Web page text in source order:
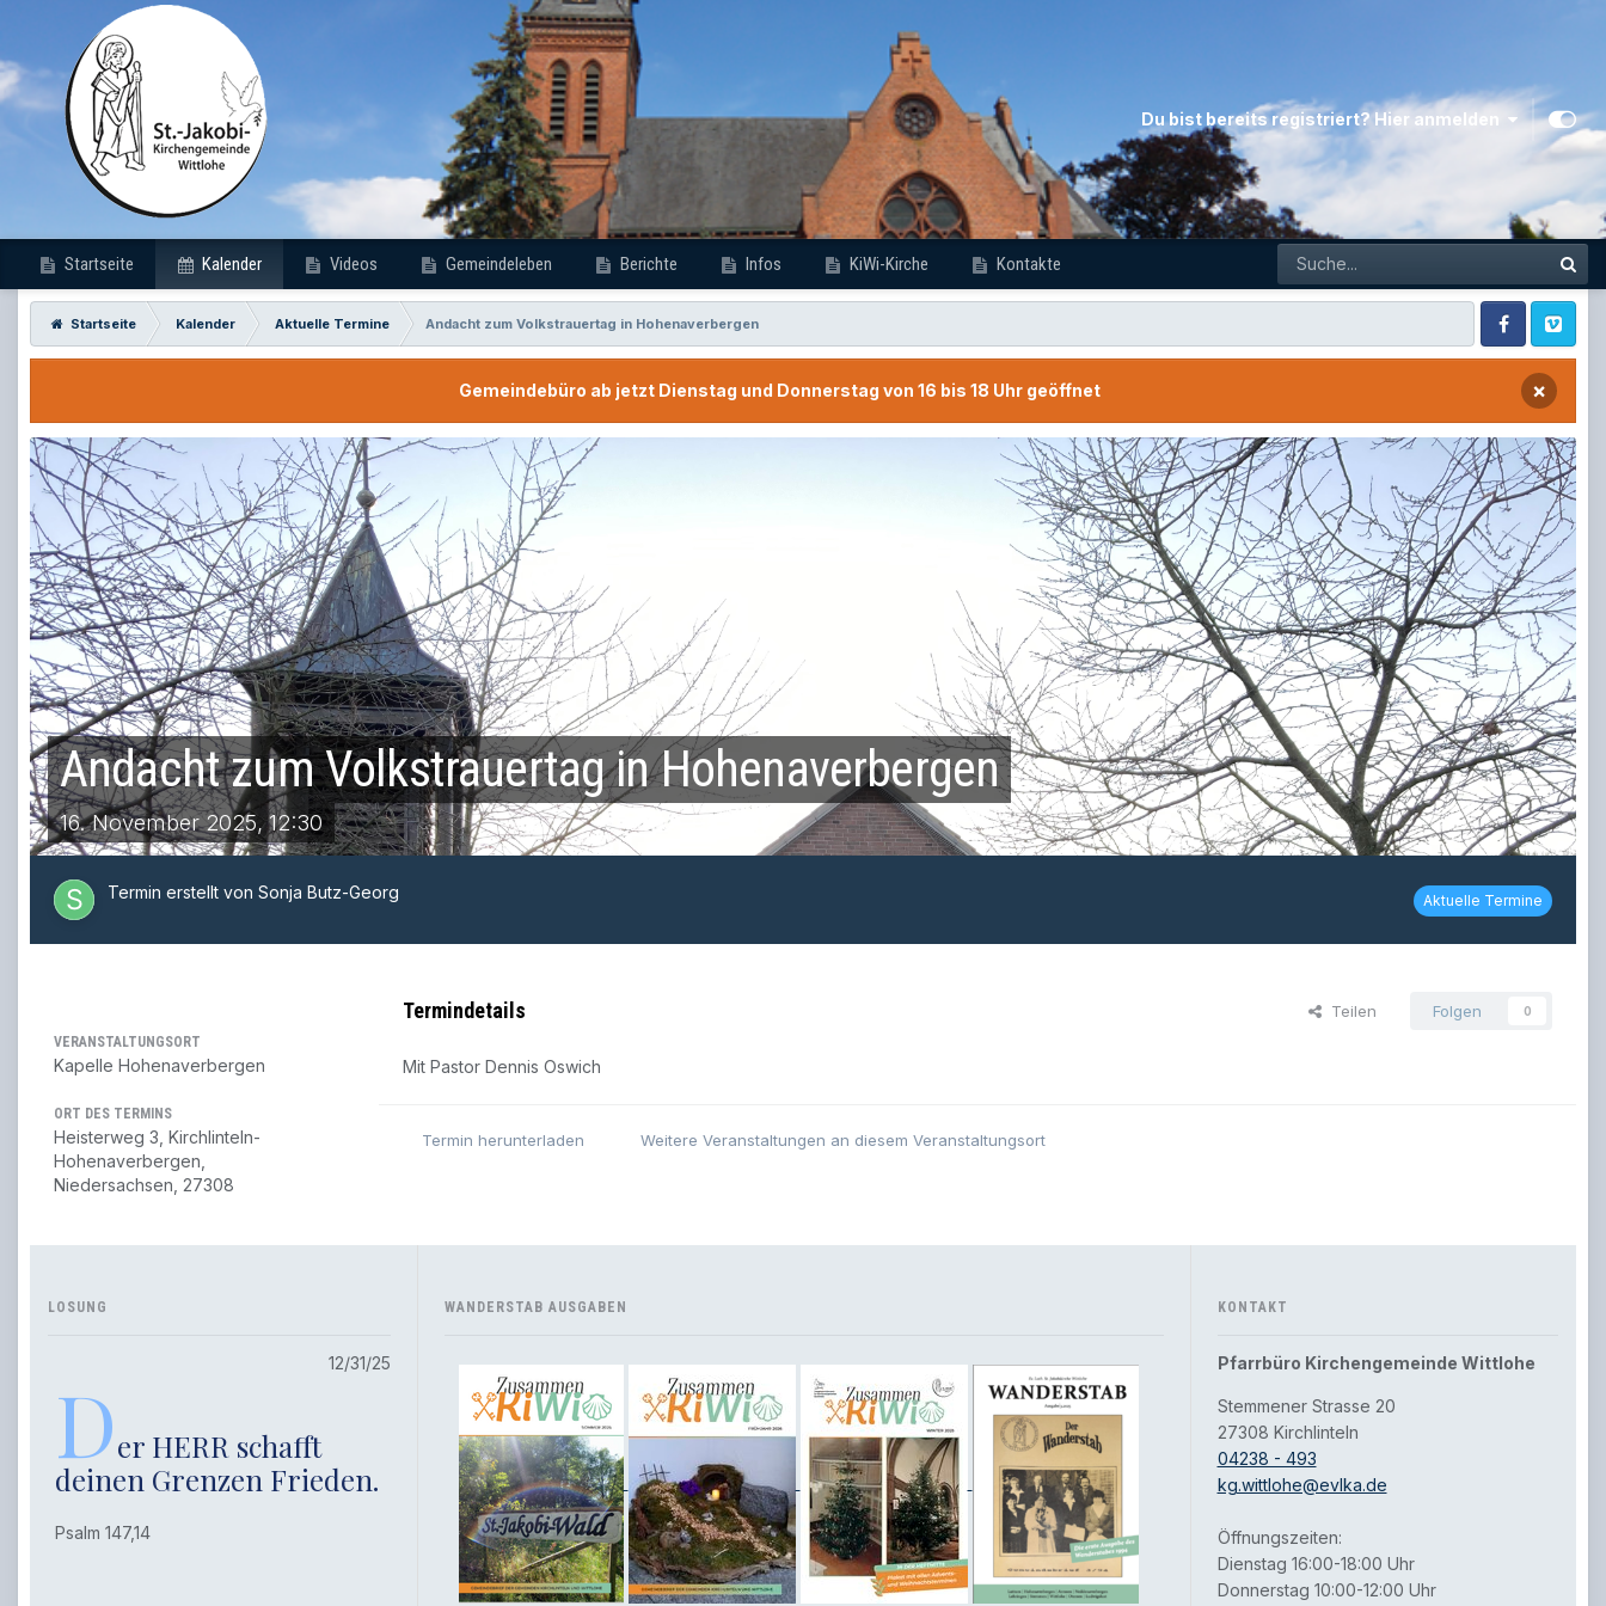
Du bist bereits registriert? Hier anmelden
Startseite Kalender Videos Gemeindeleben Berichte Infos KiWi-Kirche Kontakte
Startseite Kalender Aktuelle Termine
Andacht zum Volkstrauertag in Hohenaverbergen
FacebookVimeo
Gemeindebüro ab jetzt Dienstag und Donnerstag von 16 bis 18 Uhr geöffnet ×
Andacht zum Volkstrauertag in Hohenaverbergen
16. November 2025, 12:30
Aktuelle Termine
Termin erstellt von Sonja Butz-Georg
VERANSTALTUNGSORT
Kapelle Hohenaverbergen
ORT DES TERMINS
Heisterweg 3, Kirchlinteln-
Hohenaverbergen,
Niedersachsen, 27308
Termindetails Teilen Folgen 0
Mit Pastor Dennis Oswich
Termin herunterladen Weitere Veranstaltungen an diesem Veranstaltungsort
LOSUNG
12/31/25
Der HERR schafft
deinen Grenzen Frieden.
Psalm 147,14
WANDERSTAB AUSGABEN KONTAKT
Pfarrbüro Kirchengemeinde Wittlohe
Stemmener Strasse 20
27308 Kirchlinteln
04238 - 493
kg.wittlohe@evlka.de
Öffnungszeiten:
Dienstag 16:00-18:00 Uhr
Donnerstag 10:00-12:00 Uhr